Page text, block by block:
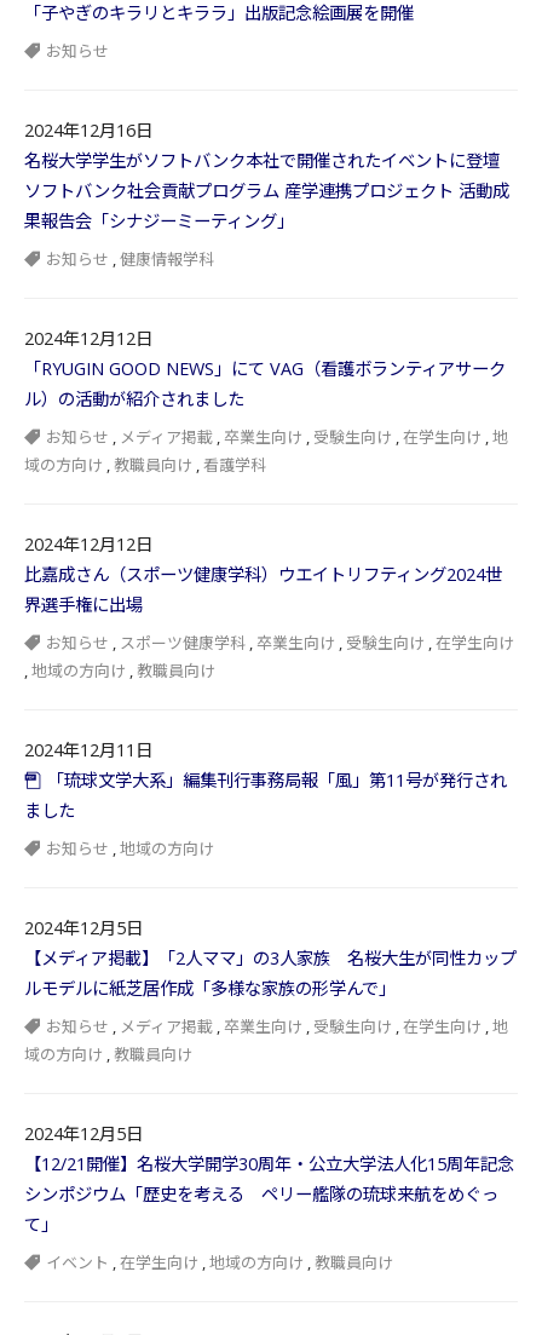
「子やぎのキラリとキララ」出版記念絵画展を開催
お知らせ
2024年12月16日
名桜大学学生がソフトバンク本社で開催されたイベントに登壇
ソフトバンク社会貢献プログラム 産学連携プロジェクト 活動成
果報告会「シナジーミーティング」
お知らせ ,健康情報学科
2024年12月12日
「RYUGIN GOOD NEWS」にて VAG（看護ボランティアサーク
ル）の活動が紹介されました
お知らせ , メディア掲載 ,卒業生向け , 受験生向け ,在学生向け ,地
域の方向け , 教職員向け ,看護学科
2024年12月12日
比嘉成さん（スポーツ健康学科）ウエイトリフティング2024世
界選手権に出場
お知らせ , スポーツ健康学科 ,卒業生向け , 受験生向け ,在学生向け
,地域の方向け , 教職員向け
2024年12月11日
「琉球文学大系」編集刊行事務局報「風」第11号が発行され
ました
お知らせ ,地域の方向け
2024年12月5日
【メディア掲載】「2人ママ」の3人家族 名桜大生が同性カップ
ルモデルに紙芝居作成「多様な家族の形学んで」
お知らせ , メディア掲載 ,卒業生向け , 受験生向け ,在学生向け ,地
域の方向け , 教職員向け
2024年12月5日
【12/21開催】名桜大学開学30周年・公立大学法人化15周年記念
シンポジウム「歴史を考える ペリー艦隊の琉球来航をめぐっ
て」
イベント ,在学生向け ,地域の方向け , 教職員向け